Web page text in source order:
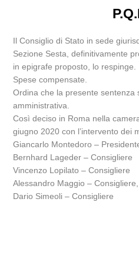
Il Consiglio di Stato in sede
Sezione Sesta, definitivamente
in epigrafe proposto, lo respinge.
Spese compensate.
Ordina che la presente sentenza
amministrativa.
Così deciso in Roma nella
giugno 2020 con l’intervento dei
Giancarlo Montedoro –
Bernhard Lageder – Consigliere
Vincenzo Lopilato – Consigliere
Alessandro Maggio –
Dario Simeoli – Consigliere